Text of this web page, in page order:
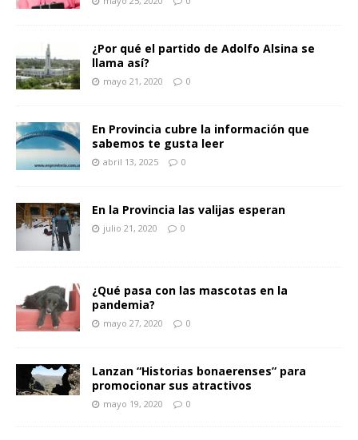
¿Por qué el partido de Adolfo Alsina se
llama así?
mayo 21, 2020 0
En Provincia cubre la información que
sabemos te gusta leer
abril 13, 2025 0
En la Provincia las valijas esperan
julio 21, 2020 0
¿Qué pasa con las mascotas en la
pandemia?
mayo 27, 2020 0
Lanzan “Historias bonaerenses” para
promocionar sus atractivos
mayo 19, 2020 0